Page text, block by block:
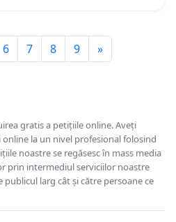
6 7 8 9 »
gratis a petițiile online. Aveți
la un nivel profesional folosind
noastre se regăsesc în mass media
prin intermediul serviciilor noastre
larg cât și către persoane ce